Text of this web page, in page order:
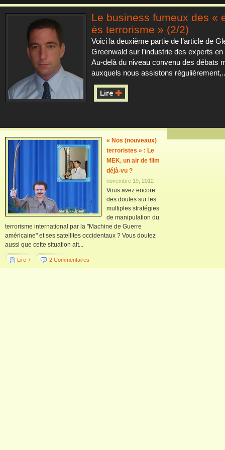
Le business fumeux des «
ès terrorisme » (2/2)
Voici la deuxième partie de l’article de
Greenwald sur l’industrie des experts
Au-delà du niveau convenu des débats
auxquels nous assistons
« Nos (nouveaux)
terroristes » : Le
MEK, un air de film
déjà-vu ?
novembre 19, 2012
Vous avez encore
des doutes sur les
multiples stratégies
de manipulation du
terrorisme international par la "Machine de Guerre
américaine" et ses satellites occidentaux ? Vous doutez
aussi que cette situation ait...
Lire + 2 Commentaires